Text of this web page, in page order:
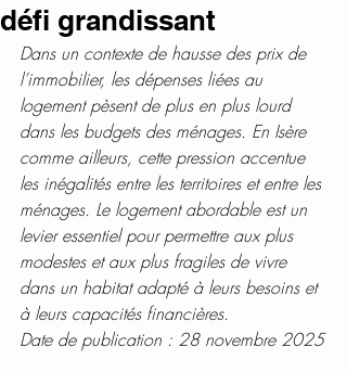
défi grandissant
Dans un contexte de hausse des prix de
l’immobilier, les dépenses liées au
logement pèsent de plus en plus lourd
dans les budgets des ménages. En Isère
comme ailleurs, cette pression accentue
les inégalités entre les territoires et entre les
ménages. Le logement abordable est un
levier essentiel pour permettre aux plus
modestes et aux plus fragiles de vivre
dans un habitat adapté à leurs besoins et
à leurs capacités financières.
Date de publication : 28 novembre 2025